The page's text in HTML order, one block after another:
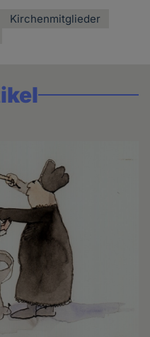
Kirchenmitglieder